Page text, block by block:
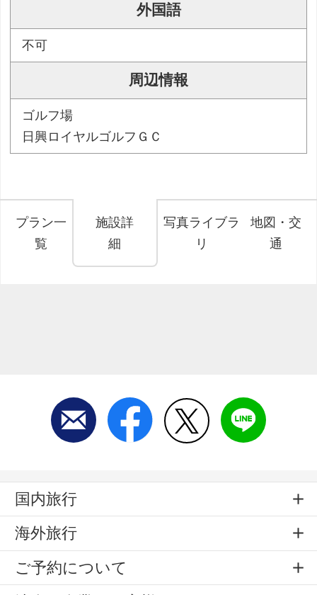
外国語
不可
周辺情報
ゴルフ場
日興ロイヤルゴルフＧＣ
プラン一
覧
施設詳
細
写真ライブラ
リ
地図・交
通
国内旅行
海外旅行
ご予約について